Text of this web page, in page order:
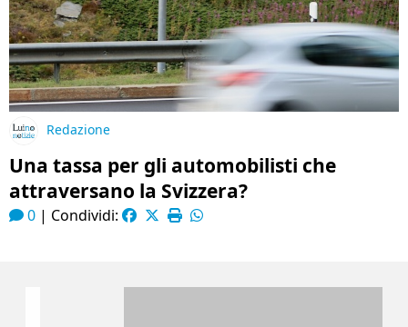
Redazione
Una tassa per gli automobilisti che
attraversano la Svizzera?
0 | Condividi: